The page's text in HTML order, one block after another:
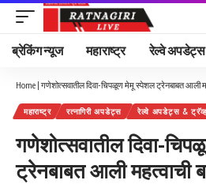
ब्रेकिंग न्यूज महाराष्ट्र रेल्वे अपडेट्स
Home | गणेशोत्सवातील दिवा-चिपळूण मेमू स्पेशल ट्रेनबाबत आली
महाराष्ट्र रत्नागिरी अपडेट्स रेल्वे अपडेट्स &
गणेशोत्सवातील दिवा-
ट्रेनबाबत आली महत्वाची